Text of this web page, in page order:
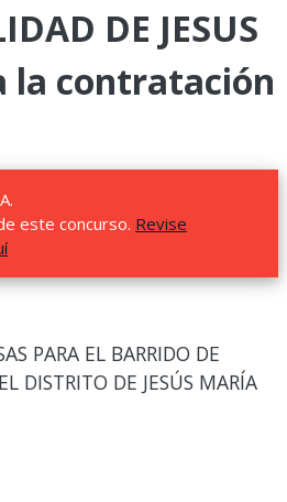
DE JESUS
la contratación
este concurso. Revise
PARA EL BARRIDO DE
DISTRITO DE JESÚS MARÍA